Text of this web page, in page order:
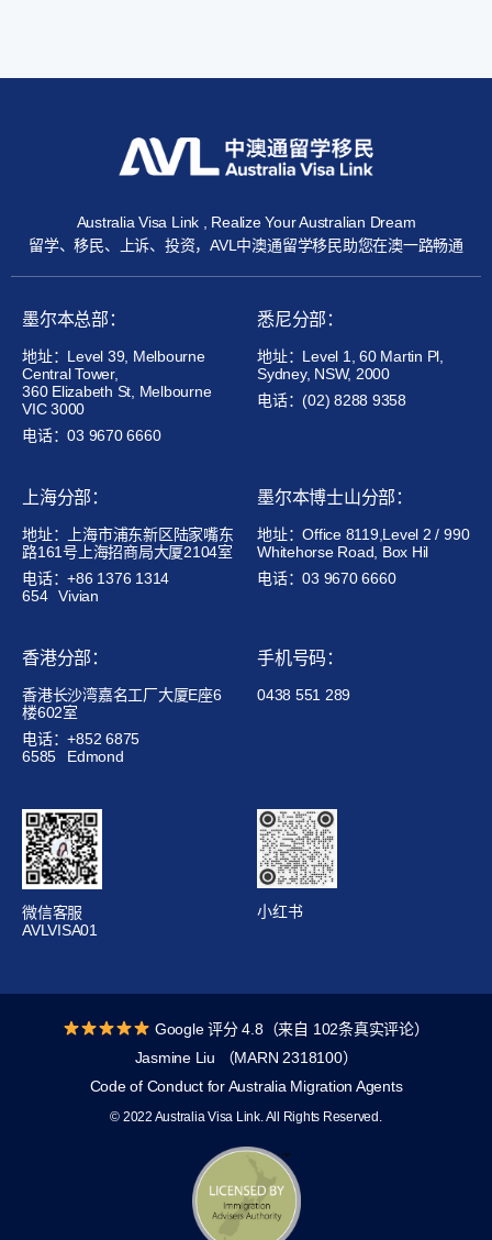
Australia Visa Link , Realize Your Australian Dream
留学、移民、上诉、投资，AVL中澳通留学移民助您在澳一路畅通
墨尔本总部：
地址：Level 39, Melbourne
Central Tower,
360 Elizabeth St, Melbourne
VIC 3000
电话：03 9670 6660
悉尼分部：
地址：Level 1, 60 Martin Pl,
Sydney, NSW, 2000
电话：(02) 8288 9358
上海分部：
地址：上海市浦东新区陆家嘴东
路161号上海招商局大厦2104室
电话：+86 1376 1314
654
Vivian
墨尔本博士山分部：
地址：Office 8119,Level 2 / 990
Whitehorse Road, Box Hil
电话：03 9670 6660
香港分部：
香港长沙湾嘉名工厂大厦E座6
楼602室
电话：+852 6875
6585
Edmond
手机号码：
0438 551 289
微信客服
AVLVISA01
小红书
Google 评分 4.8（来自 102条真实评论）
Jasmine Liu （MARN 2318100）
Code of Conduct for Australia Migration Agents
© 2022 Australia Visa Link. All Rights Reserved.